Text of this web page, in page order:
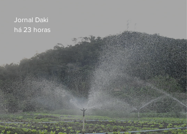
Jornal Daki
há 23 horas